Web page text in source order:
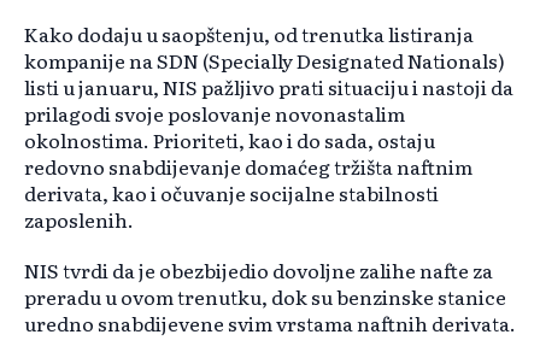
Kako dodaju u saopštenju, od trenutka listiranja
kompanije na SDN (Specially Designated Nationals)
listi u januaru, NIS pažljivo prati situaciju i nastoji da
prilagodi svoje poslovanje novonastalim
okolnostima. Prioriteti, kao i do sada, ostaju
redovno snabdijevanje domaćeg tržišta naftnim
derivata, kao i očuvanje socijalne stabilnosti
zaposlenih.
NIS tvrdi da je obezbijedio dovoljne zalihe nafte za
preradu u ovom trenutku, dok su benzinske stanice
uredno snabdijevene svim vrstama naftnih derivata.